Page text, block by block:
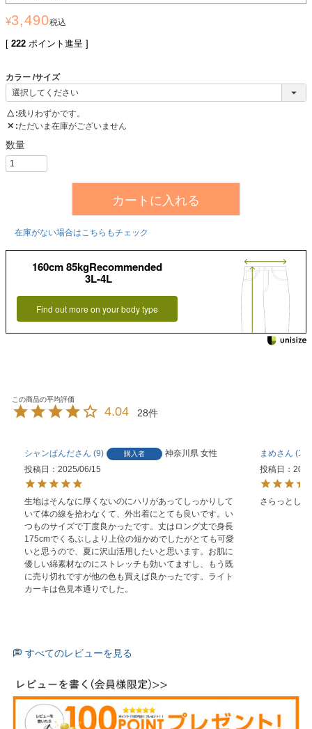
¥3,490税込
[ 222 ポイント進呈 ]
カラー サイズ
△ 残りわずかです。
✕ ただいま在庫がございません
カートに入れる
在庫がない場合はこちらもチェック
160cm 85kgRecommended
3L-4L
Find out more on your body type
4.04 28
シャンぱんだ 9 購入者 神奈川県 女性
投稿日
2025/06/15
生地はそんなに厚くないのにハリがあってしっかりして
いて体の線を拾わなくて、外出着にとても良いです。い
つものサイズで丁度良かったです。丈はロング丈で身長
175cmでくるぶしより上位の短かめでしたがとても可愛
いと思うので、夏に沢山活用したいと思います。お肌に
優しい綿素材なのにストレッチも効いてますし、もう既
に売り切れですが他の色も買えば良かったです。ライト
カーキは色見本通りでした。
まめ
1
投稿日
さらっとし
すべてのレビューを見る